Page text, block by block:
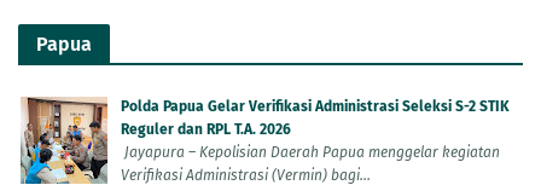
Papua
Polda Papua Gelar Verifikasi Administrasi Seleksi S-2 STIK
Reguler dan RPL T.A. 2026
Jayapura – Kepolisian Daerah Papua menggelar kegiatan
Verifikasi Administrasi (Vermin) bagi...